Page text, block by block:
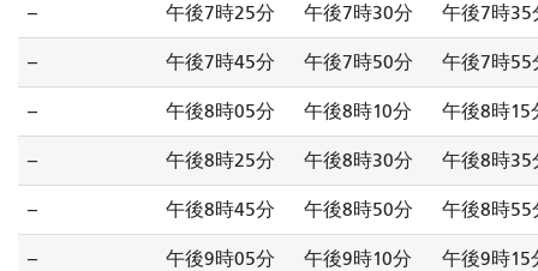
-- 午後7時25分 午後7時30分 午後7時35
-- 午後7時45分 午後7時50分 午後7時55
-- 午後8時05分 午後8時10分 午後8時15
-- 午後8時25分 午後8時30分 午後8時35
-- 午後8時45分 午後8時50分 午後8時55
-- 午後9時05分 午後9時10分 午後9時15